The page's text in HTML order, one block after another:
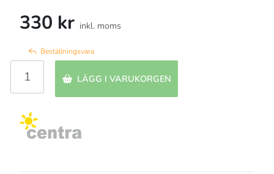
330 kr inkl. moms
Beställningsvara
LÄGG I VARUKORGEN